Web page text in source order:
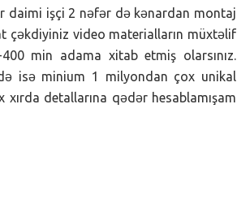
daimi işçi 2 nəfər də kənardan montaj
çəkdiyiniz video materialların müxtəlif
min adama xitab etmiş olarsınız.
isə minium 1 milyondan çox unikal
detallarına qədər hesablamışam